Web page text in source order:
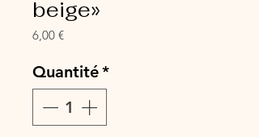
beige»
6,00 €Prix
Quantité*